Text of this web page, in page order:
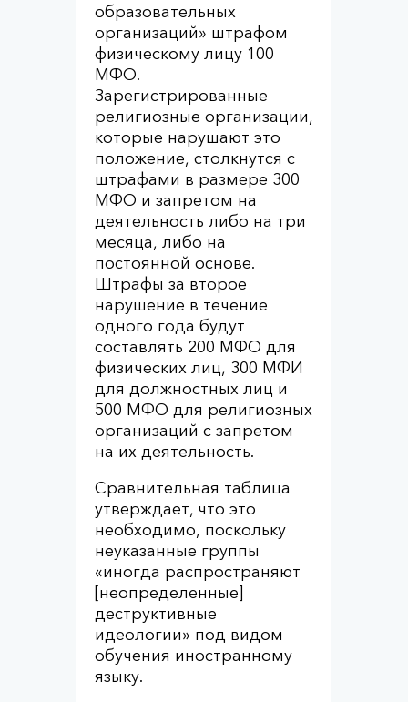
образовательных
организаций» штрафом
физическому лицу 100
МФО.
Зарегистрированные
религиозные организации,
которые нарушают это
положение, столкнутся с
штрафами в размере 300
МФО и запретом на
деятельность либо на три
месяца, либо на
постоянной основе.
Штрафы за второе
нарушение в течение
одного года будут
составлять 200 МФО для
физических лиц, 300 МФИ
для должностных лиц и
500 МФО для религиозных
организаций с запретом
на их деятельность.
Сравнительная таблица
утверждает, что это
необходимо, поскольку
неуказанные группы
«иногда распространяют
[неопределенные]
деструктивные
идеологии» под видом
обучения иностранному
языку.